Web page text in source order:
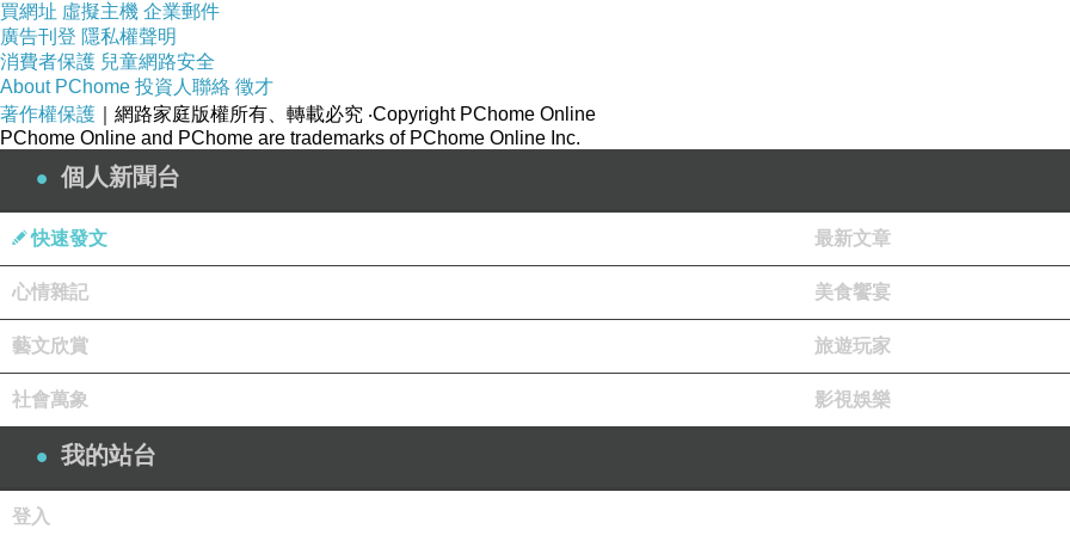
成，照此閻浮提洲。諸比丘，其欝多囉究留洲，有一大樹名菴婆囉，其本縱廣七由旬，下入於地二十一
弗婆毘提訶洲，有一大樹名迦曇婆，其本縱廣七由旬，下入於地二十一由旬，出高百由旬，枝葉垂覆五
本縱廣七由旬，乃至枝葉覆五十由旬，而彼樹下有一石牛，高一由旬，以此因緣名瞿陀尼洲。諸比丘，
至枝葉覆五十由旬，而彼樹下，閻浮檀金聚，高二十由旬，以金從於閻浮樹下出生，是名故為閻浮檀，閻
諸比丘，諸龍金翅鳥所居之處，有一大樹，名曰拘吒賖摩利和，其本縱廣七由旬，乃至枝葉覆五十由旬
其本縱廣七由旬，乃至枝葉覆五十由旬。諸比丘，三十三天有一大樹，名波利夜多囉行比陀囉，其本縱
丘，其須彌山，佉提羅迦，二山中間，廣八萬四千由旬，周匝無量優鉢羅，鉢頭摩，拘牟頭，奔荼利
摩，拘牟頭，奔荼利迦，搔揵地雞，遍覆諸水。次伊沙陀羅外有山，名遊揵陀羅，高一萬二千由旬，
羅，遊揵陀羅，二山中間，廣二萬一千由旬，周匝無量，優鉢羅，鉢頭摩，拘牟陀，奔荼利迦，搔揵地
千由旬，上廣亦然可喜微妙，乃至馬瑙等七寶所成，其遊揵陀羅，去於善見，二山中間，廣一萬二千
買網址 虛擬主機 企業郵件
廣告刊登 隱私權聲明
消費者保護 兒童網路安全
About PChome 投資人聯絡 徵才
著作權保護 ｜網路家庭版權所有、轉載必究 ‧Copyright PChome Online
PChome Online and PChome are trademarks of PChome Online Inc.
個人新聞台
快速發文 最新文章
心情雜記 美食饗宴
藝文欣賞 旅遊玩家
社會萬象 影視娛樂
我的站台
登入